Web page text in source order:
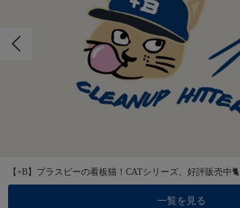
【+B】プラスビーの看板猫！CATシリーズ、好評販売中🐈
一覧を見る